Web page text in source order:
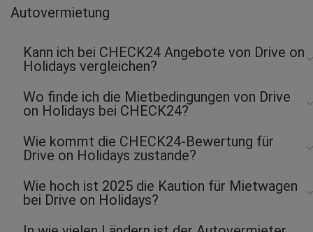
Marco S.
Vermieter: Drive on Holidays
Autovermietung
Kann ich bei CHECK24 Angebote von Drive on
Holidays vergleichen?
Wo finde ich die Mietbedingungen von Drive
on Holidays bei CHECK24?
Wie kommt die CHECK24-Bewertung für
Drive on Holidays zustande?
Wie hoch ist 2025 die Kaution für Mietwagen
bei Drive on Holidays?